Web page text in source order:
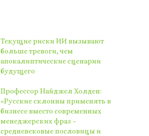
Текущие риски ИИ вызывают
больше тревоги, чем
апокалиптические сценарии
будущего
Профессор Найджел Холден:
«Русские склонны применять в
бизнесе вместо современных
менеджерских фраз –
средневековые пословицы и